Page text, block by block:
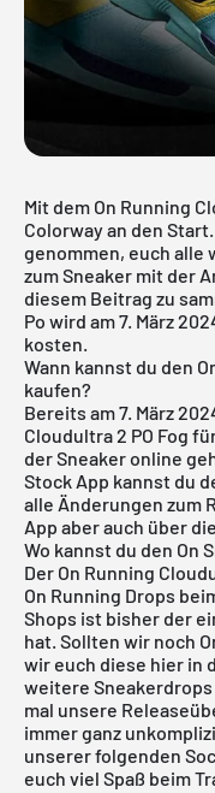
Mit dem On Running
Colorway an den
genommen, euch alle
zum Sneaker mit der
diesem Beitrag zu
Po wird am 7. März
kosten.
Wann kannst du den
kaufen?
Bereits am 7. März
Cloudultra 2 PO Fog
der Sneaker online
Stock App kannst du
alle Änderungen zum
App aber auch über
Wo kannst du den On
Der On Running
On Running Drops
Shops ist bisher der
hat. Sollten wir noch
wir euch diese hier in
weitere
mal unsere
immer ganz
unserer folgenden
euch viel Spaß beim